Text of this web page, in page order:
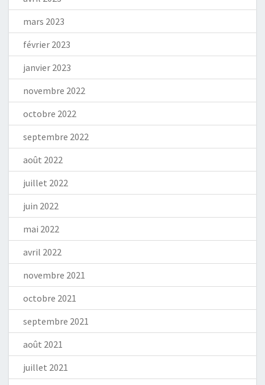
mars 2023
février 2023
janvier 2023
novembre 2022
octobre 2022
septembre 2022
août 2022
juillet 2022
juin 2022
mai 2022
avril 2022
novembre 2021
octobre 2021
septembre 2021
août 2021
juillet 2021